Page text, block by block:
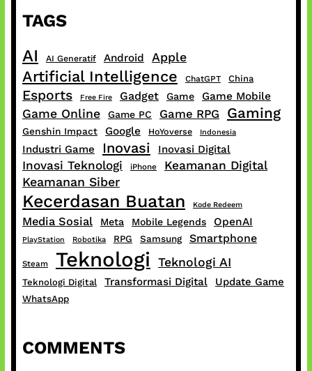
TAGS
AI AI Generatif Android Apple
Artificial Intelligence ChatGPT China
Esports Free Fire Gadget Game Game Mobile
Game Online Game PC Game RPG Gaming
Genshin Impact Google HoYoverse Indonesia
Industri Game Inovasi Inovasi Digital
Inovasi Teknologi iPhone Keamanan Digital
Keamanan Siber
Kecerdasan Buatan Kode Redeem
Media Sosial Meta Mobile Legends OpenAI
PlayStation Robotika RPG Samsung Smartphone
Steam Teknologi Teknologi AI
Teknologi Digital Transformasi Digital Update Game
WhatsApp
COMMENTS